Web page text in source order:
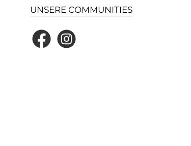
UNSERE COMMUNITIES
FacebookInstagram